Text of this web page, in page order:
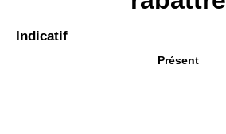
Indicatif
Présent